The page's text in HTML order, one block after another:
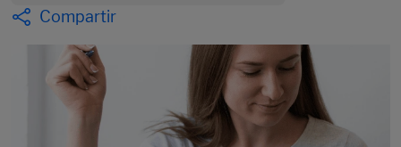
Compartir